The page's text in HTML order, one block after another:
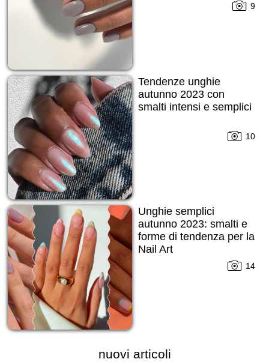
9
Tendenze unghie
autunno 2023 con
smalti intensi e semplici
10
Unghie semplici
autunno 2023: smalti e
forme di tendenza per la
Nail Art
14
nuovi articoli